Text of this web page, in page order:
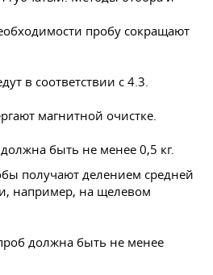
пробу сокращают
в соответствии с 4.3.
магнитной очистке.
быть не менее 0,5 кг.
получают делением средней
например, на щелевом
должна быть не менее